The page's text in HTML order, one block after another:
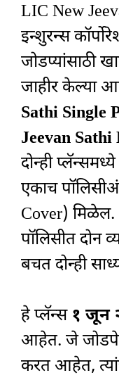
LIC New
इन्शुरन्स
जोडप्यांसाठी
जाहीर केल्या
Sathi Single
Jeevan
दोन्ही
एकाच
Cover)
पॉलिसीत दोन
बचत दोन्ही
हे प्लॅन्स १ जून
आहेत. जे जोडपे
करत आहेत,